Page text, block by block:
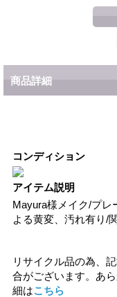
商品詳細
コンディション
アイテム説明
Mayura様メイク/プレ
よる黄変、汚れ有り/
リサイクル品の為、
合がございます。あ
細はこちら